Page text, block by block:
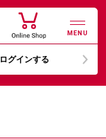
MENU
ログインする